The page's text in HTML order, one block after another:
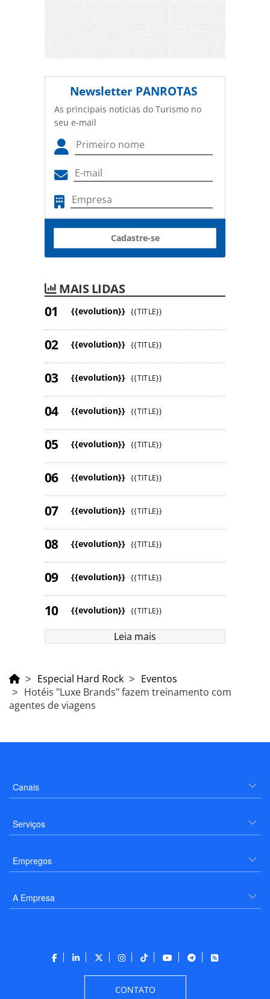
Newsletter PANROTAS
As principais notícias do Turismo no
seu e-mail
Cadastre-se
MAIS LIDAS
{{evolution}} {{TITLE}}
{{evolution}} {{TITLE}}
{{evolution}} {{TITLE}}
{{evolution}} {{TITLE}}
{{evolution}} {{TITLE}}
{{evolution}} {{TITLE}}
{{evolution}} {{TITLE}}
{{evolution}} {{TITLE}}
{{evolution}} {{TITLE}}
{{evolution}} {{TITLE}}
Leia mais
Especial Hard Rock
Eventos
Hotéis "Luxe Brands" fazem treinamento com
agentes de viagens
Canais
Serviços
Empregos
A Empresa
CONTATO